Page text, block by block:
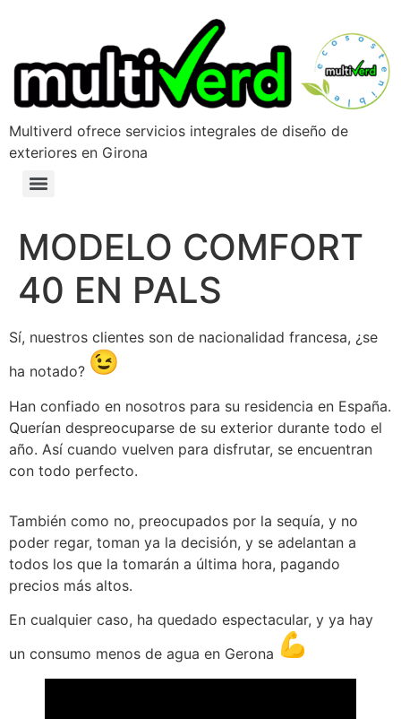
Multiverd ofrece servicios integrales de diseño de
exteriores en Girona
MODELO COMFORT
40 EN PALS
Sí, nuestros clientes son de nacionalidad francesa, ¿se
ha notado?
Han confiado en nosotros para su residencia en España.
Querían despreocuparse de su exterior durante todo el
año. Así cuando vuelven para disfrutar, se encuentran
con todo perfecto.
También como no, preocupados por la sequía, y no
poder regar, toman ya la decisión, y se adelantan a
todos los que la tomarán a última hora, pagando
precios más altos.
En cualquier caso, ha quedado espectacular, y ya hay
un consumo menos de agua en Gerona